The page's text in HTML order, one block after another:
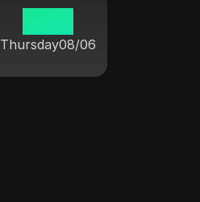
Thursday08/06